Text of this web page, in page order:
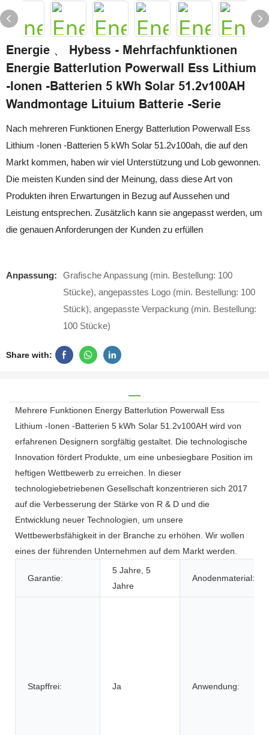
Energie 、 Hybess - Mehrfachfunktionen
Energie Batterlution Powerwall Ess Lithium
-Ionen -Batterien 5 kWh Solar 51.2v100AH ​​
Wandmontage Lituium Batterie -Serie
Nach mehreren Funktionen Energy Batterlution Powerwall Ess
Lithium -Ionen -Batterien 5 kWh Solar 51.2v100ah, die auf den
Markt kommen, haben wir viel Unterstützung und Lob gewonnen.
Die meisten Kunden sind der Meinung, dass diese Art von
Produkten ihren Erwartungen in Bezug auf Aussehen und
Leistung entsprechen. Zusätzlich kann sie angepasst werden, um
die genauen Anforderungen der Kunden zu erfüllen
Anpassung:
Grafische Anpassung (min. Bestellung: 100
Stücke), angepasstes Logo (min. Bestellung: 100
Stück), angepasste Verpackung (min. Bestellung:
100 Stücke)
Share with:
Mehrere Funktionen Energy Batterlution Powerwall Ess
Lithium -Ionen -Batterien 5 kWh Solar 51.2v100AH ​​wird von
erfahrenen Designern sorgfältig gestaltet. Die technologische
Innovation fördert Produkte, um eine unbesiegbare Position im
heftigen Wettbewerb zu erreichen. In dieser
technologiebetriebenen Gesellschaft konzentrieren sich 2017
auf die Verbesserung der Stärke von R & D und die
Entwicklung neuer Technologien, um unsere
Wettbewerbsfähigkeit in der Branche zu erhöhen. Wir wollen
eines der führenden Unternehmen auf dem Markt werden.
Garantie:
5 Jahre, 5
Jahre
Anodenmaterial:
Stapffrei: Ja Anwendung: